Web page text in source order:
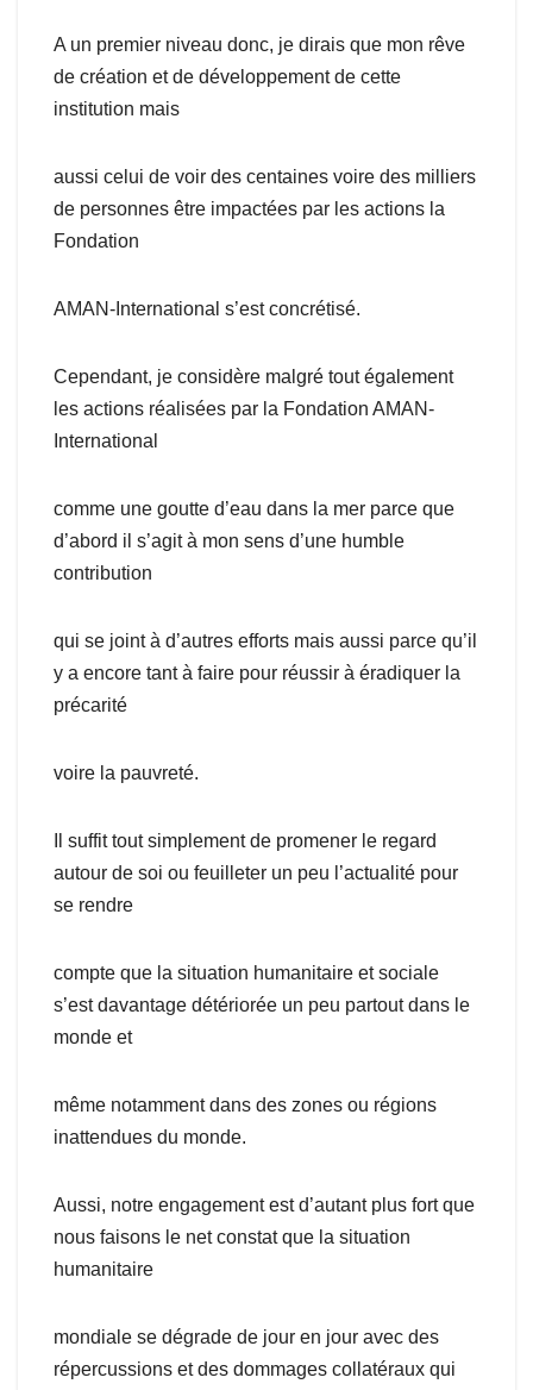
A un premier niveau donc, je dirais que mon rêve
de création et de développement de cette
institution mais
aussi celui de voir des centaines voire des milliers
de personnes être impactées par les actions la
Fondation
AMAN-International s’est concrétisé.
Cependant, je considère malgré tout également
les actions réalisées par la Fondation AMAN-
International
comme une goutte d’eau dans la mer parce que
d’abord il s’agit à mon sens d’une humble
contribution
qui se joint à d’autres efforts mais aussi parce qu’il
y a encore tant à faire pour réussir à éradiquer la
précarité
voire la pauvreté.
Il suffit tout simplement de promener le regard
autour de soi ou feuilleter un peu l’actualité pour
se rendre
compte que la situation humanitaire et sociale
s’est davantage détériorée un peu partout dans le
monde et
même notamment dans des zones ou régions
inattendues du monde.
Aussi, notre engagement est d’autant plus fort que
nous faisons le net constat que la situation
humanitaire
mondiale se dégrade de jour en jour avec des
répercussions et des dommages collatéraux qui